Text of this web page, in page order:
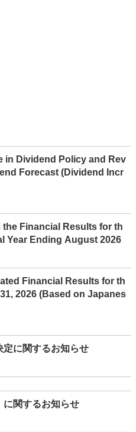
in Dividend Policy and Rev
Forecast (Dividend Incr
Financial Results for th
Year Ending August 2026
Financial Results for th
2026 (Based on Japanes
定に関するお知らせ
に関するお知らせ